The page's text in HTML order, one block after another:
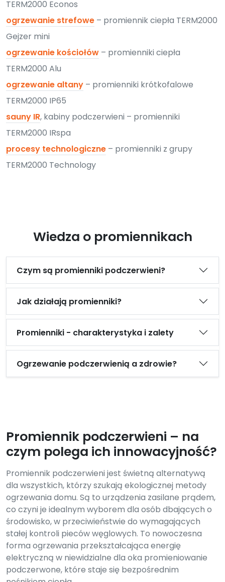
TERM2000 Econos
ogrzewanie strefowe – promiennik ciepła TERM2000
Gejzer mini
ogrzewanie kościołów – promienniki ciepła
TERM2000 Alu
ogrzewanie altany – promienniki krótkofalowe
TERM2000 IP65
sauny IR, kabiny podczerwieni – promienniki
TERM2000 IRspa
procesy technologiczne – promienniki z grupy
TERM2000 Technology
Wiedza o promiennikach
Czym są promienniki podczerwieni?
Jak działają promienniki?
Promienniki - charakterystyka i zalety
Ogrzewanie podczerwienią a zdrowie?
Promiennik podczerwieni – na
czym polega ich innowacyjność?
Promiennik podczerwieni jest świetną alternatywą
dla wszystkich, którzy szukają ekologicznej metody
ogrzewania domu. Są to urządzenia zasilane prądem,
co czyni je idealnym wyborem dla osób dbających o
środowisko, w przeciwieństwie do wymagających
stałej kontroli pieców węglowych. To nowoczesna
forma ogrzewania przekształcająca energię
elektryczną w niewidzialne dla oka promieniowanie
podczerwone, które staje się bezpośrednim